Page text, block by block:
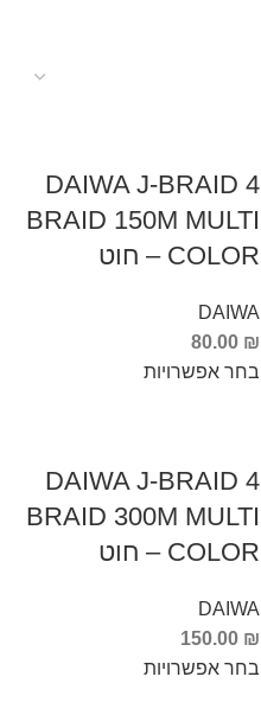
DAIWA J-BRAID 4
BRAID 150M MULTI
COLOR – חוט
DAIWA
80.00 ₪
בחר אפשרויות
DAIWA J-BRAID 4
BRAID 300M MULTI
COLOR – חוט
DAIWA
150.00 ₪
בחר אפשרויות